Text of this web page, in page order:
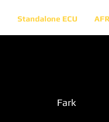
Standalone ECU
Fark